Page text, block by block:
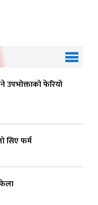
उपभोक्ताको फेरियो
सिए फर्म
फेला